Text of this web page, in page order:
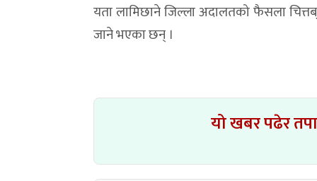
यता लामिछाने जिल्ला अदालतको फैसला
जाने भएका छन् ।
यो खबर पढेर